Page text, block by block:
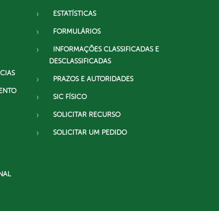
ESTATÍSTICAS
FORMULÁRIOS
INFORMAÇÕES CLASSIFICADAS E
DESCLASSIFICADAS
PRAZOS E AUTORIDADES
SIC FÍSICO
SOLICITAR RECURSO
SOLICITAR UM PEDIDO